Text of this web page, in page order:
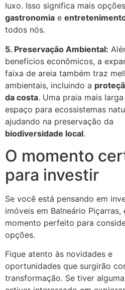
luxo. Isso significa mais
gastronomia e
todos nós.
5. Preservação Ambiental:
benefícios econômicos, a
faixa de areia também traz
ambientais, incluindo a
da costa. Uma praia mais
espaço para ecossistemas
ajudando na preservação da
biodiversidade local.
O momento
para investir
Se você está pensando em
imóveis em Balneário Piçarras,
momento perfeito para
opções.
Fique atento às novidades e
oportunidades que surgirão
transformação. Se tiver